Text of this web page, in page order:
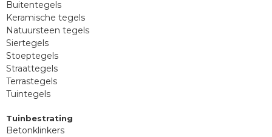
Buitentegels
Keramische tegels
Natuursteen tegels
Siertegels
Stoeptegels
Straattegels
Terrastegels
Tuintegels
Tuinbestrating
Betonklinkers